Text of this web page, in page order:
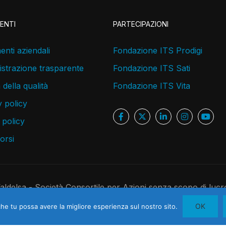
aziendali
trasparente
della qualità
policy
policy
PARTECIPAZIONI
Fondazione ITS Prodigi
Fondazione ITS Sati
Fondazione ITS Vita
- Società Consortile per Azioni senza scopo di
05181410480 - R.E.A. 526891 - Codice Univoco
tu possa avere la migliore esperienza sul nostro sito. OK